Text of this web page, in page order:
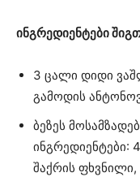
ინგრედიენტები
3 ცალი დიდი
გამოდის
ბეზეს
ინგრედიენტები:
შაქრის ფხვნილი,